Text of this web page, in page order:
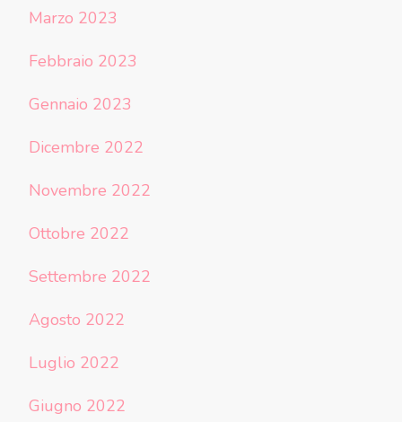
Marzo 2023
Febbraio 2023
Gennaio 2023
Dicembre 2022
Novembre 2022
Ottobre 2022
Settembre 2022
Agosto 2022
Luglio 2022
Giugno 2022